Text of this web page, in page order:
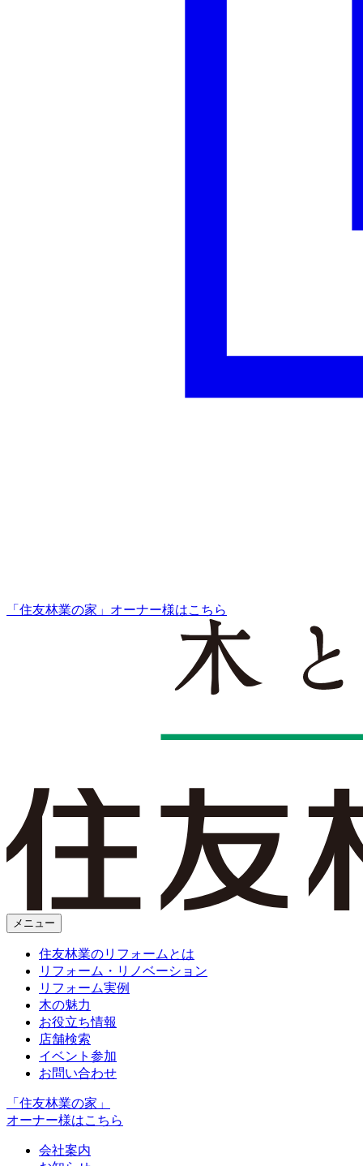
「住友林業の家」オーナー様はこちら
メニュー
住友林業のリフォームとは
リフォーム・リノベーション
リフォーム実例
木の魅力
お役立ち情報
店舗検索
イベント参加
お問い合わせ
「住友林業の家」
オーナー様はこちら
会社案内